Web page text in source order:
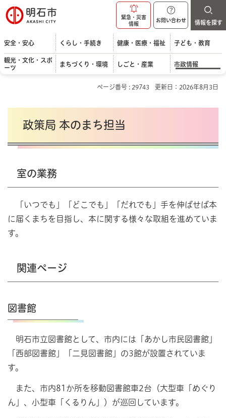
明石市
緊急・災害
情報
お問い合わせ 情報を探す
安全・安心 くらし・手続き 健康・医療・福祉 子ども・教育
観光・文化・スポ
ーツ
まちづくり・環境 しごと・産業 市政情報
ページ番号 : 29743 更新日：2026年8月3日
政策局 本のまち担当
室の業務
「いつでも」「どこでも」「だれでも」手を伸ばせば本
に届くまちを目指し、本に関する様々な取組を進めていま
す。
関連ページ
図書館
明石市立図書館として、市内には「あかし市民図書館」
「西部図書館」「二見図書館」の3館が設置されていま
す。
また、市内81か所を移動図書館車2台（大型車「めぐり
ん」、小型車「くるりん」）が巡回しています。